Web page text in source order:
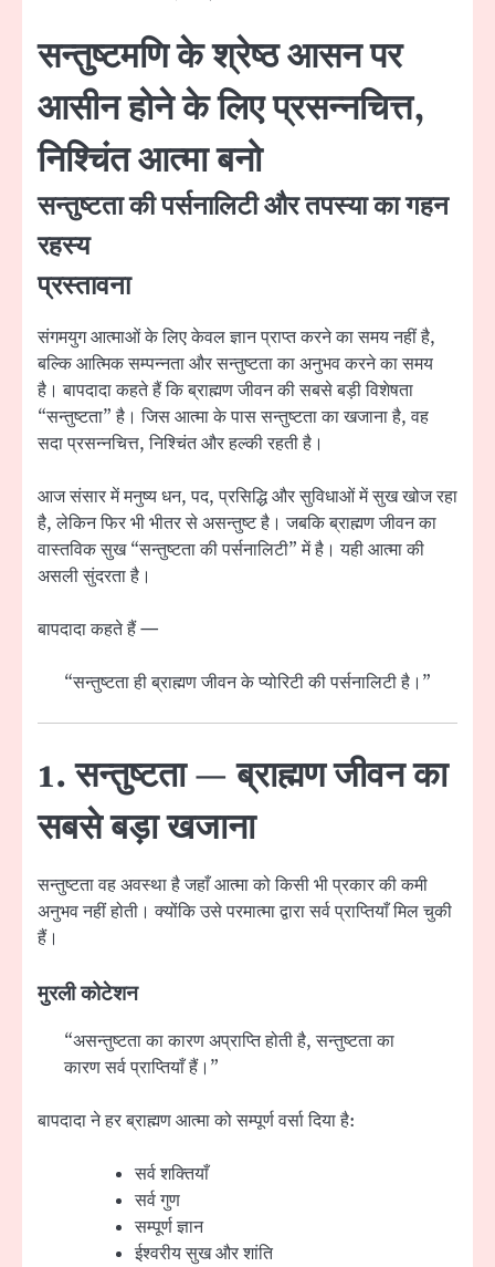
सन्तुष्टमणि के श्रेष्ठ आसन पर
आसीन होने के लिए प्रसन्नचित्त,
निश्चिंत आत्मा बनो
सन्तुष्टता की पर्सनालिटी और तपस्या का गहन
रहस्य
प्रस्तावना
संगमयुग आत्माओं के लिए केवल ज्ञान प्राप्त करने का समय नहीं है,
बल्कि आत्मिक सम्पन्नता और सन्तुष्टता का अनुभव करने का समय
है। बापदादा कहते हैं कि ब्राह्मण जीवन की सबसे बड़ी विशेषता
“सन्तुष्टता” है। जिस आत्मा के पास सन्तुष्टता का खजाना है, वह
सदा प्रसन्नचित्त, निश्चिंत और हल्की रहती है।
आज संसार में मनुष्य धन, पद, प्रसिद्धि और सुविधाओं में सुख खोज रहा
है, लेकिन फिर भी भीतर से असन्तुष्ट है। जबकि ब्राह्मण जीवन का
वास्तविक सुख “सन्तुष्टता की पर्सनालिटी” में है। यही आत्मा की
असली सुंदरता है।
बापदादा कहते हैं —
“सन्तुष्टता ही ब्राह्मण जीवन के प्योरिटी की पर्सनालिटी है।”
1. सन्तुष्टता — ब्राह्मण जीवन का
सबसे बड़ा खजाना
सन्तुष्टता वह अवस्था है जहाँ आत्मा को किसी भी प्रकार की कमी
अनुभव नहीं होती। क्योंकि उसे परमात्मा द्वारा सर्व प्राप्तियाँ मिल चुकी
हैं।
मुरली कोटेशन
“असन्तुष्टता का कारण अप्राप्ति होती है, सन्तुष्टता का
कारण सर्व प्राप्तियाँ हैं।”
बापदादा ने हर ब्राह्मण आत्मा को सम्पूर्ण वर्सा दिया है:
सर्व शक्तियाँ
सर्व गुण
सम्पूर्ण ज्ञान
ईश्वरीय सुख और शांति